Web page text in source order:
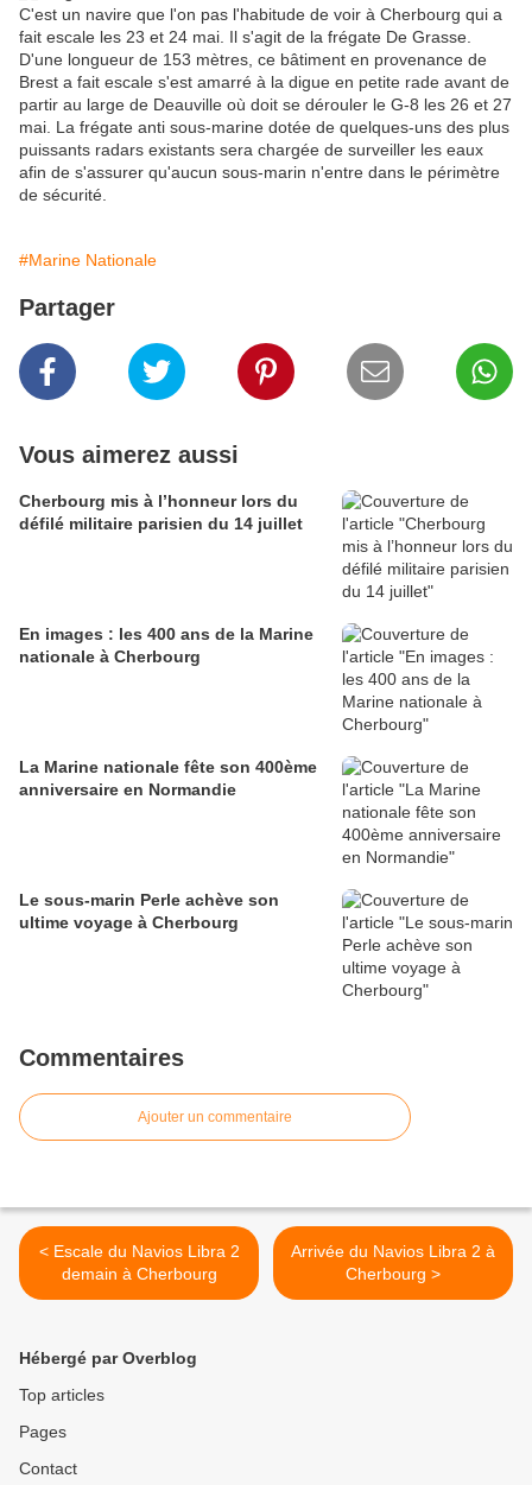
C'est un navire que l'on pas l'habitude de voir à Cherbourg qui a
fait escale les 23 et 24 mai. Il s'agit de la frégate De Grasse.
D'une longueur de 153 mètres, ce bâtiment en provenance de
Brest a fait escale s'est amarré à la digue en petite rade avant de
partir au large de Deauville où doit se dérouler le G-8 les 26 et 27
mai. La frégate anti sous-marine dotée de quelques-uns des plus
puissants radars existants sera chargée de surveiller les eaux
afin de s'assurer qu'aucun sous-marin n'entre dans le périmètre
de sécurité.
#Marine Nationale
Partager
Vous aimerez aussi
Cherbourg mis à l’honneur lors du
défilé militaire parisien du 14 juillet
En images : les 400 ans de la Marine
nationale à Cherbourg
La Marine nationale fête son 400ème
anniversaire en Normandie
Le sous-marin Perle achève son
ultime voyage à Cherbourg
Commentaires
Ajouter un commentaire
< Escale du Navios Libra 2
demain à Cherbourg
Arrivée du Navios Libra 2 à
Cherbourg >
Hébergé par Overblog
Top articles
Pages
Contact